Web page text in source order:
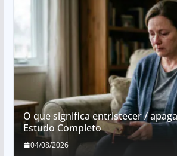
O que significa entristecer /
Estudo Completo
04/08/2026